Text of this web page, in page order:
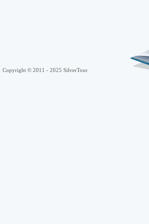
Copyright © 2011 - 2025 SilverTour